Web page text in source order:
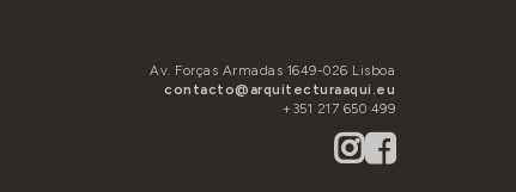
Av. Forças Armadas 1649-026 Lisboa
contacto@arquitecturaaqui.eu
+351 217 650 499